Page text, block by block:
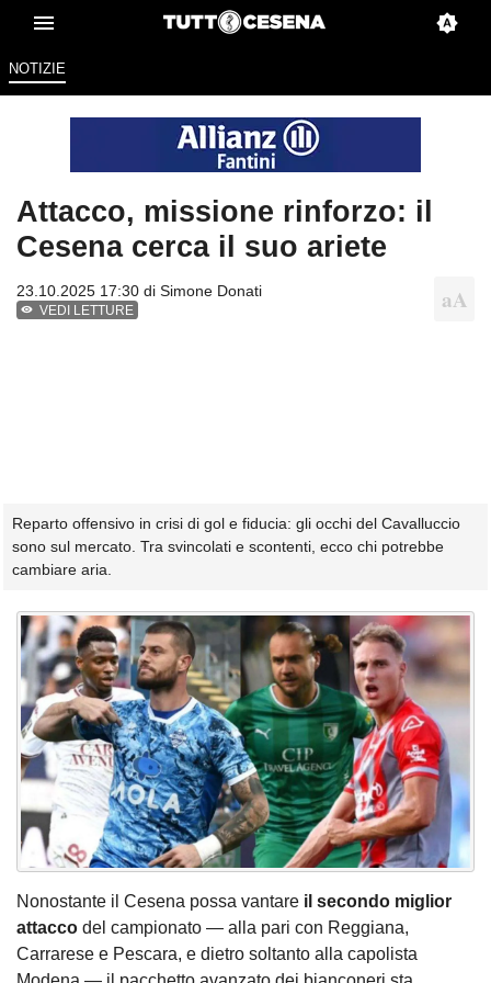
NOTIZIE
Attacco, missione rinforzo: il
Cesena cerca il suo ariete
23.10.2025 17:30 di Simone Donati
VEDI LETTURE
Reparto offensivo in crisi di gol e fiducia: gli occhi del Cavalluccio
sono sul mercato. Tra svincolati e scontenti, ecco chi potrebbe
cambiare aria.
Nonostante il Cesena possa vantare il secondo miglior
attacco del campionato — alla pari con Reggiana,
Carrarese e Pescara, e dietro soltanto alla capolista